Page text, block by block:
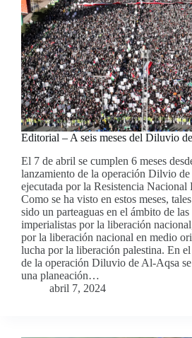
Editorial – A seis meses del Diluvio
El 7 de abril se cumplen 6 meses
lanzamiento de la operación Dilvio
ejecutada por la Resistencia Nacional
Como se ha visto en estos meses,
sido un parteaguas en el ámbito de
imperialistas por la liberación
por la liberación nacional en medio
lucha por la liberación palestina. En
de la operación Diluvio de Al-Aqsa
una planeación…
abril 7, 2024